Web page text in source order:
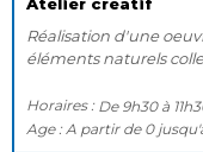
Réalisation d'une
éléments naturels
Horaires : De 9h30 à
Age : A partir de 0